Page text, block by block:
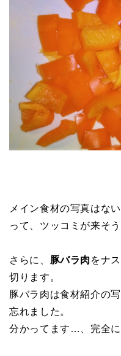
メイン食材の写真はな
って、ツッコミが来そ
さらに、 豚バラ肉 をナ
切ります。
豚バラ肉は食材紹介の
忘れました。
分かってます…、完全